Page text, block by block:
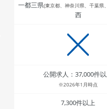
一都三県(東京都、神奈川県、千葉県
西
公開求人：37,000件
※2026年1月時点
7,300件以上